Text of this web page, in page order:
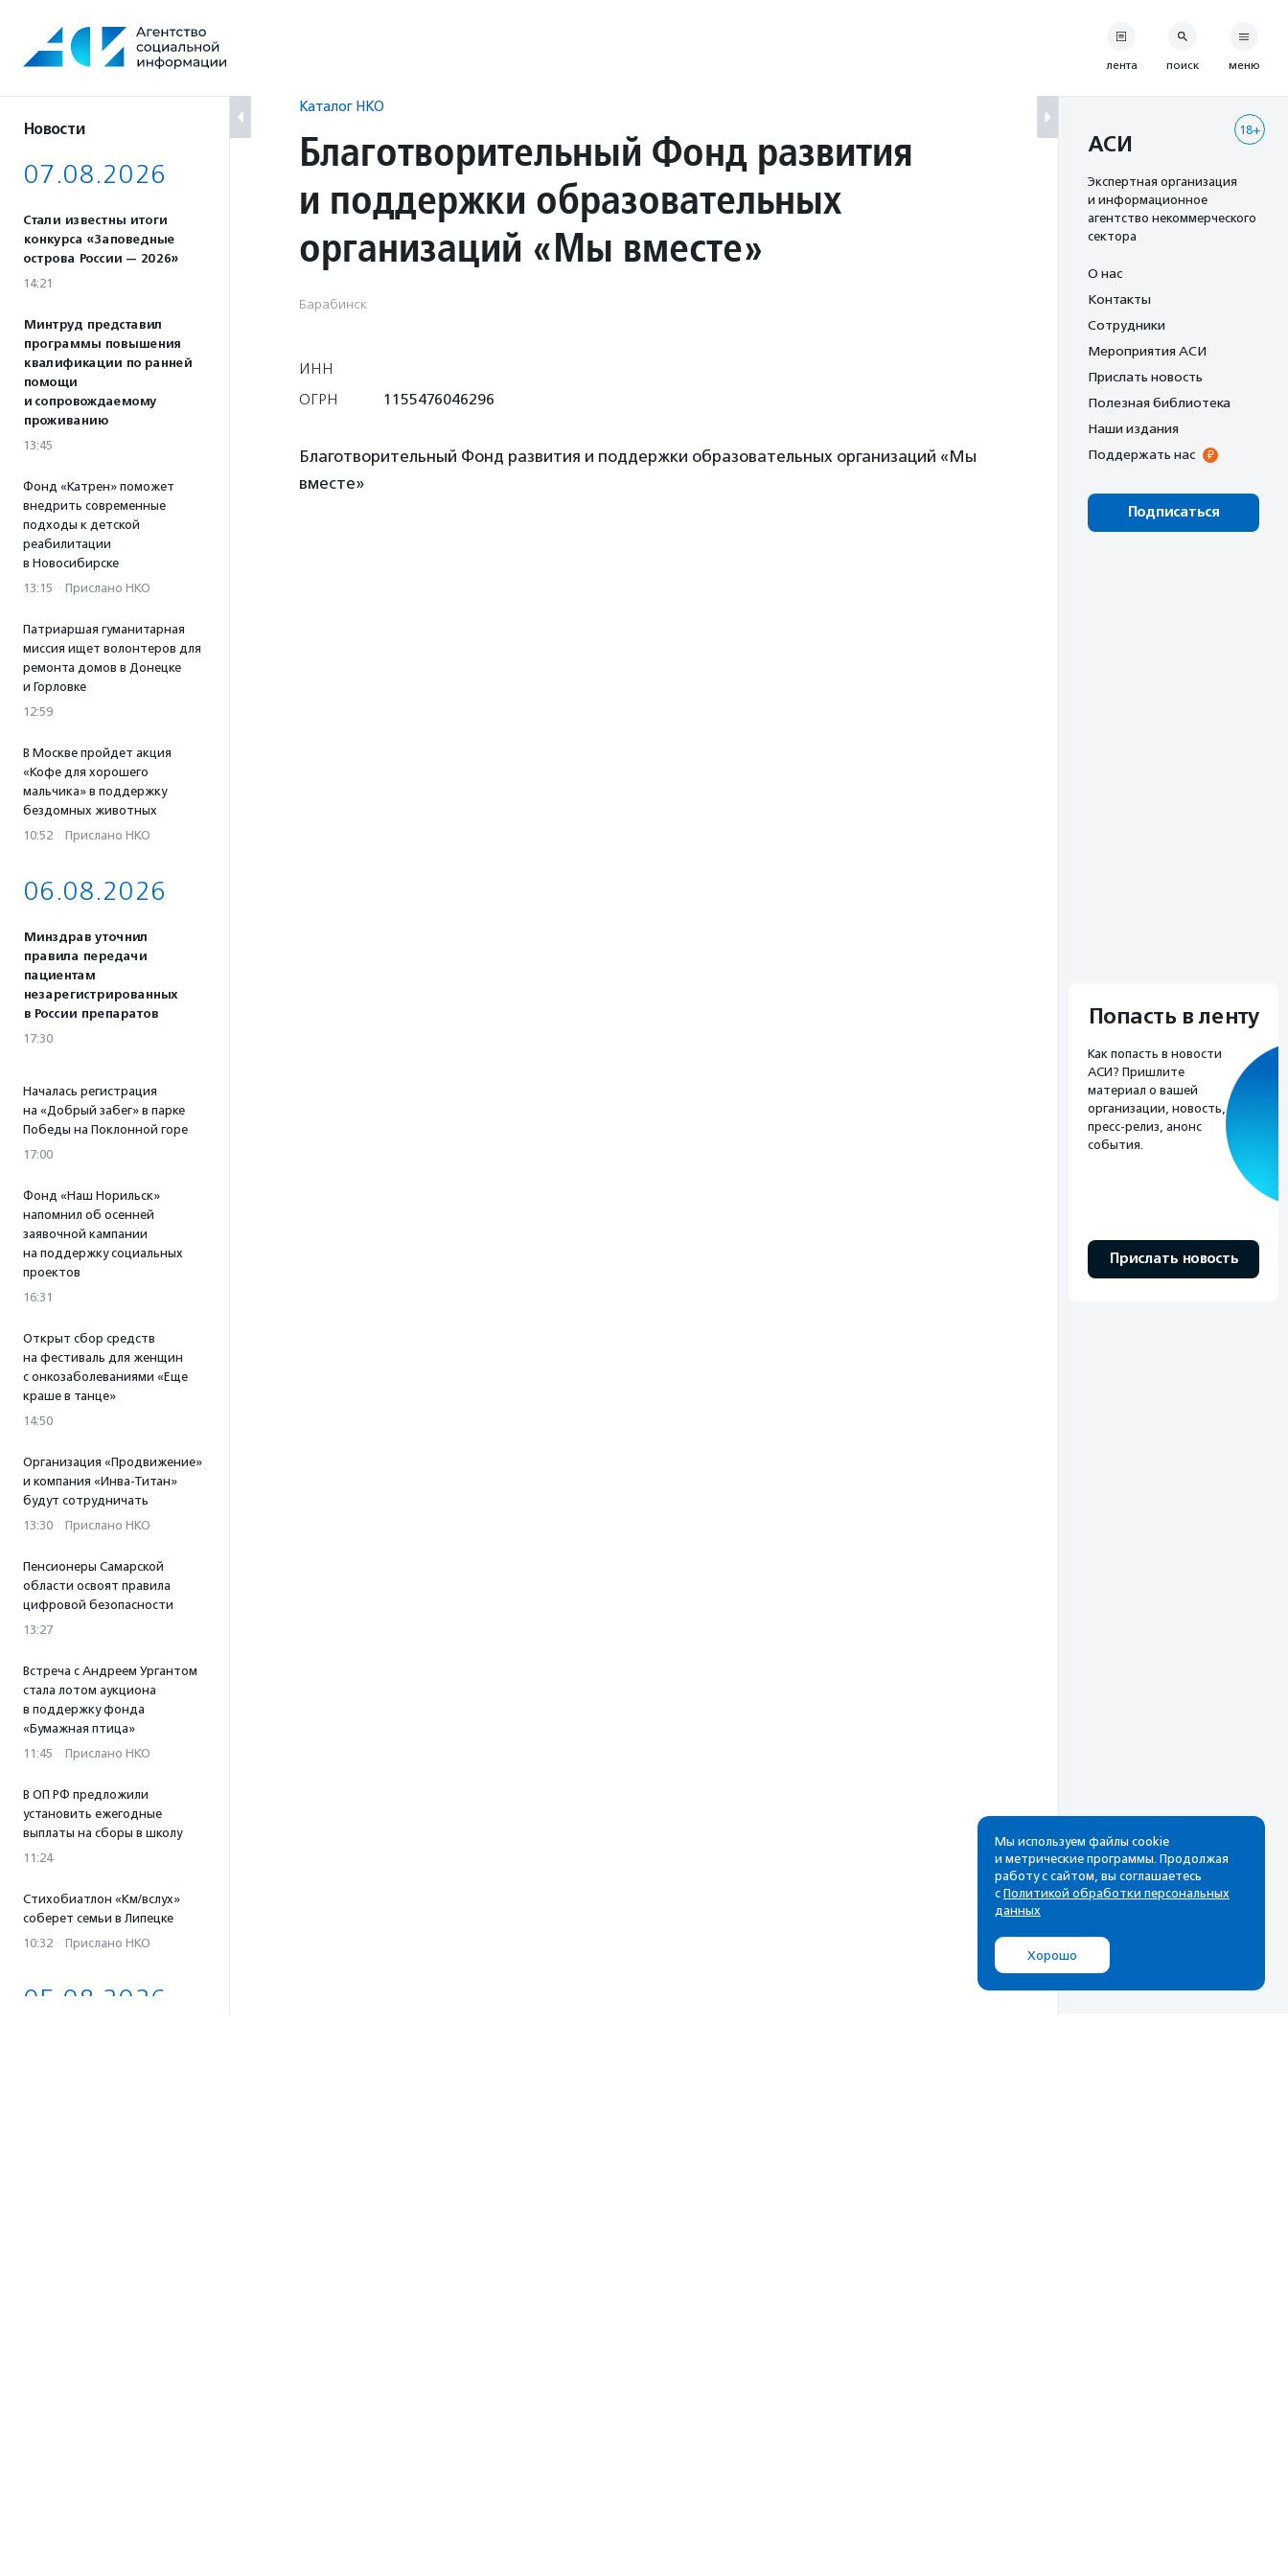
содержанию
Новости
07.08.2026
Стали известны итоги
конкурса «Заповедные
острова России — 2026»
14:21
Минтруд представил
программы повышения
квалификации по ранней
помощи
и сопровождаемому
проживанию
13:45
Фонд «Катрен» поможет
внедрить современные
подходы к детской
реабилитации
в Новосибирске
13:15 · Прислано НКО
Патриаршая гуманитарная
миссия ищет волонтеров для
ремонта домов в Донецке
и Горловке
12:59
В Москве пройдет акция
«Кофе для хорошего
мальчика» в поддержку
бездомных животных
10:52 · Прислано НКО
06.08.2026
Минздрав уточнил
правила передачи
пациентам
незарегистрированных
в России препаратов
17:30
Началась регистрация
на «Добрый забег» в парке
Победы на Поклонной горе
17:00
Фонд «Наш Норильск»
напомнил об осенней
заявочной кампании
на поддержку социальных
проектов
16:31
Открыт сбор средств
на фестиваль для женщин
с онкозаболеваниями «Еще
краше в танце»
14:50
Организация «Продвижение»
и компания «Инва-Титан»
будут сотрудничать
13:30 · Прислано НКО
Пенсионеры Самарской
области освоят правила
цифровой безопасности
13:27
Встреча с Андреем Ургантом
стала лотом аукциона
в поддержку фонда
«Бумажная птица»
11:45 · Прислано НКО
В ОП РФ предложили
установить ежегодные
выплаты на сборы в школу
11:24
Стихобиатлон «Км/вслух»
соберет семьи в Липецке
10:32 · Прислано НКО
05.08.2026
Каталог НКО
Благотворительный Фонд развития
и поддержки образовательных
организаций «Мы вместе»
Барабинск
ИНН
ОГРН
1155476046296
Благотворительный Фонд развития и поддержки образовательных организаций «Мы
вместе»
лента поиск меню
18+
АСИ
Экспертная организация
и информационное
агентство некоммерческого
сектора
О нас
Контакты
Сотрудники
Мероприятия АСИ
Прислать новость
Полезная библиотека
Наши издания
Поддержать нас
Подписаться
Попасть в ленту
Как попасть в новости
АСИ? Пришлите
материал о вашей
организации, новость,
пресс-релиз, анонс
события.
Прислать новость
Рассылка
Cамые свежие новости,
почтовом ящике
Мы используем файлы cookie
и метрические программы. Продолжая
работу с сайтом, вы соглашаетесь
с Политикой обработки персональных
данных
Хорошо